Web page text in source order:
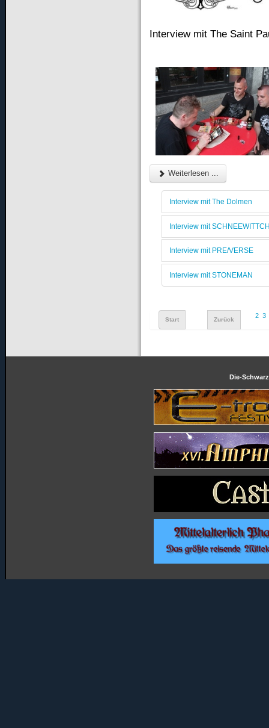
Interview mit The Saint
Weiterlesen ...
Interview mit The Dolmen
Interview mit
Interview mit PRE/VERSE
Interview mit STONEMAN
Start Zurück
2 3
Die-